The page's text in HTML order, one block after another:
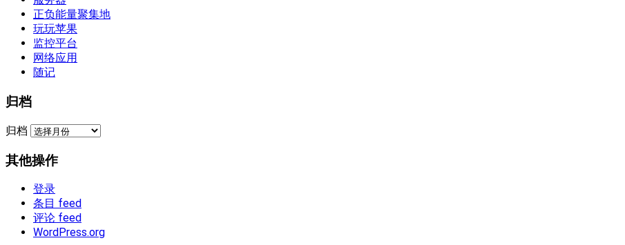
正负能量聚集地
玩玩苹果
监控平台
网络应用
随记
归档
归档
其他操作
登录
条目 feed
评论 feed
WordPress.org